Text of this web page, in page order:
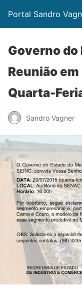
Portal Sandro
Governo do
Reunião
Quarta-
Sandro Vagner